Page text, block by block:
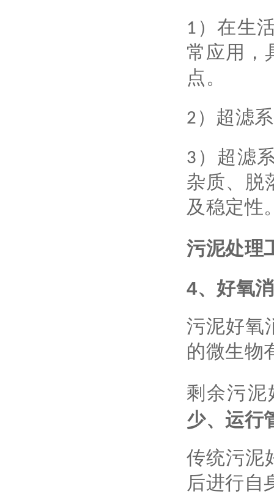
1）在生
常应用，
点。
2）超滤
3）超滤
杂质、脱
及稳定性
污泥处
4、好氧
污泥好氧
的微生物
剩余污泥
少、运行
传统污泥
后进行自